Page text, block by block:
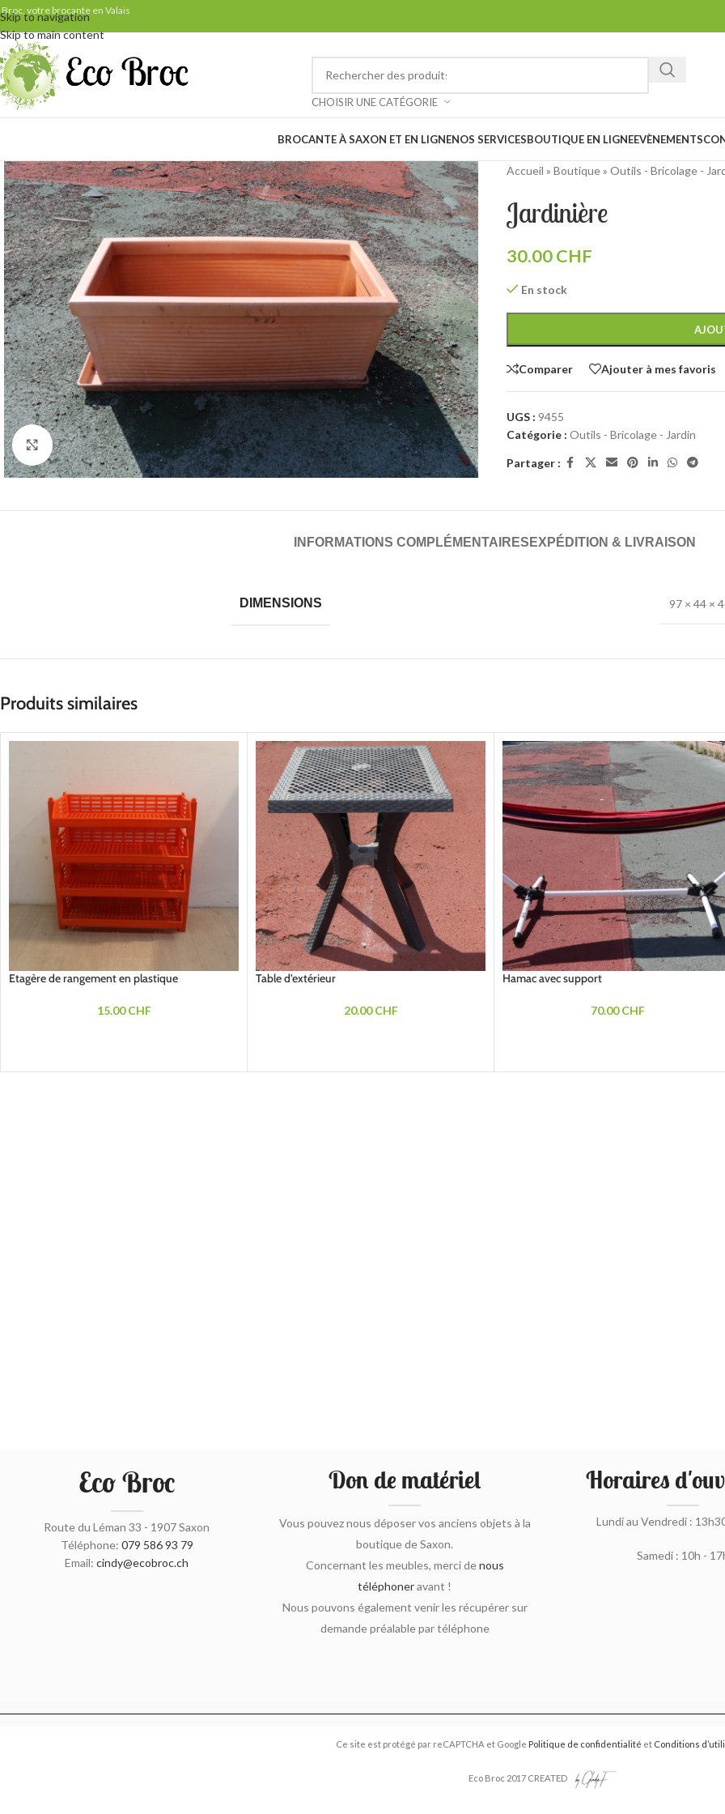
Skip to navigation
Skip to main content
Broc, votre brocante en Valais
CHOISIR UNE CATÉGORIE
BROCANTE À SAXON ET EN LIGNENOS SERVICESBOUTIQUE EN LIGNEEVÈNEMENTS
Cliquez pour agrandir
Accueil » Boutique» Outils - Bricolage -
Jardinière
30.00CHF
En stock
Comparer Ajouter à mes favoris
UGS : 9455
Catégorie : Outils - Bricolage - Jardin
Partager :
INFORMATIONS COMPLÉMENTAIRES EXPÉDITION & LIVRAISON
DIMENSIONS 97 × 44 ×
Produits similaires
Etagère de rangement en plastique
15.00CHF
Table d’extérieur
20.00CHF
Hamac avec support
70.00CHF
Eco Broc
Route du Léman 33 - 1907 Saxon
Téléphone: 079 586 93 79
Email:cindy@ecobroc.ch
Don de matériel
Vous pouvez nous déposer vos anciens objets à la
boutique de Saxon.
Concernant les meubles, merci denous
téléphoneravant !
Nous pouvons également venir les récupérer sur
demande préalable par téléphone
Horaires
Lundi au Vendredi :
Samedi : 10h -
Ce site est protégé par reCAPTCHA et Google Politique de confidentialité et Conditions
Eco Broc 2017 CREATED